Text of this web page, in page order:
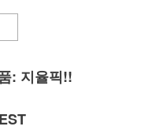
: 지율픽!!